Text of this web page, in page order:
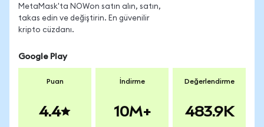
MetaMask'ta NOWon satın alın, satın,
takas edin ve değiştirin. En güvenilir
kripto cüzdanı.
Google Play
Puan
4.4
İndirme
10M+
Değerlendirme
483.9K